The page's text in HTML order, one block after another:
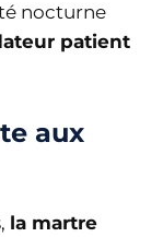
nocturne
patient
aux
la martre